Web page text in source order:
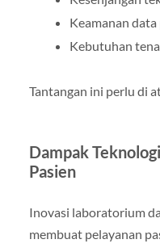
Keamanan data
Kebutuhan
Tantangan ini perlu di
Dampak
Pasien
Inovasi laboratorium
membuat pelayanan